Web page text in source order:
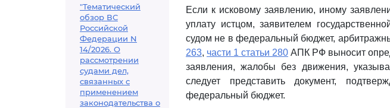
"Тематический
обзор ВС
Российской
Федерации N
14/2026. О
рассмотрении
судами дел,
связанных с
применением
законодательства о
Если к исковому заявлению, иному
уплату истцом, заявителем
судом не в федеральный бюджет,
263, части 1 статьи 280 АПК РФ выносит
заявления, жалобы без движения,
следует представить документ,
федеральный бюджет.